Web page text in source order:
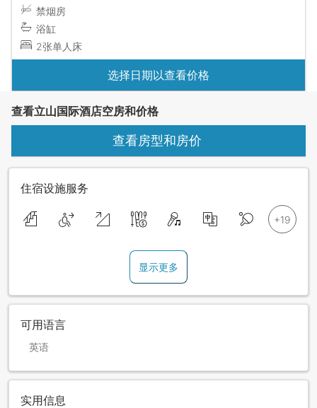
禁烟房
浴缸
2张单人床
选择日期以查看价格
查看立山国际酒店空房和价格
查看房型和房价
住宿设施服务
显示更多
可用语言
英语
实用信息